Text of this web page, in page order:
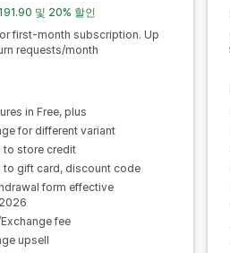
및 20% 할인
first-month subscription. Up
requests/month
in Free, plus
for different variant
to store credit
to gift card, discount code
form effective
fee
upsell